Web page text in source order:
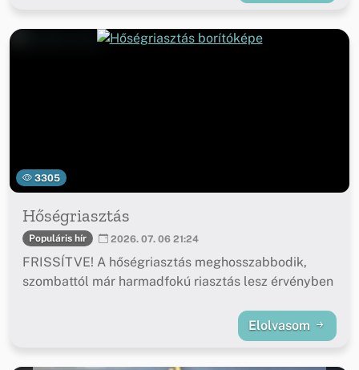
3305
Hőségriasztás
Populáris hír 2026. 07. 06 21:24
FRISSÍTVE! A hőségriasztás meghosszabbodik,
szombattól már harmadfokú riasztás lesz érvényben
Elolvasom